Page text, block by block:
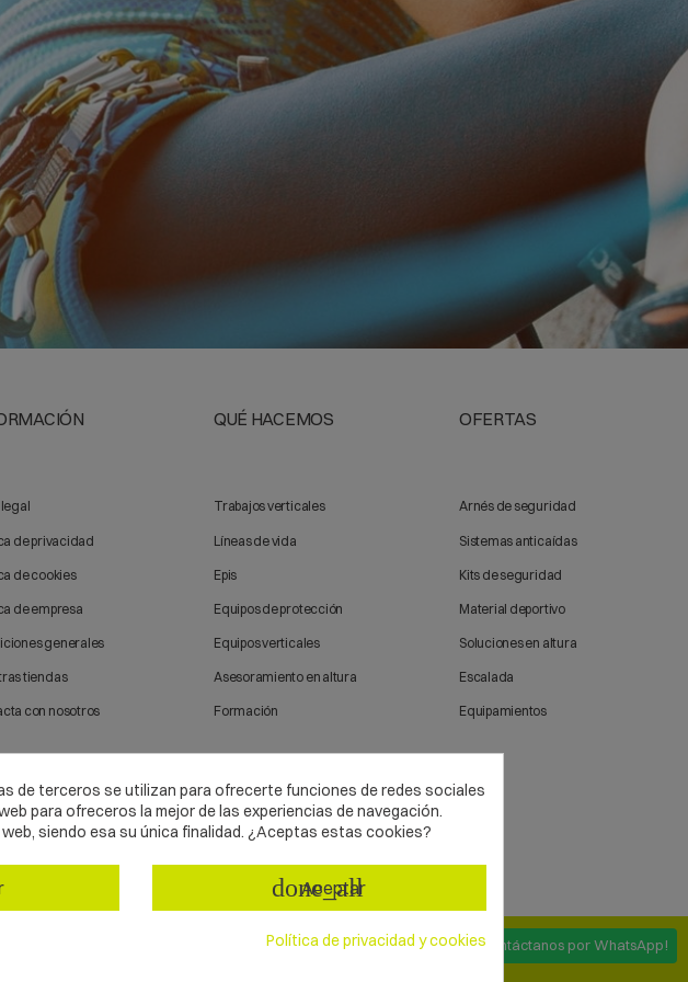
el guante de goma.
y de manufactura para el guante de cuero.
los guantes en servicio.
de los guantes, mangas, así como de otros equipos de protección de goma.
donde podrás encontrar un amplio catálogo de protección manual:
después de su uso, lo correcto es comprobar que se encuentran en perfecto estado de
adecuados para evitar el deterioro prematuro, no guardarlos en lugares donde exista
directa del sol, el lugar de almacenaje no debe tener excesiva humedad, no limpiar los
derivados del petróleo, polvo para bebes, crema de manos, etc.
un comentario y con gusto, uno de nuestros especialistas te brindará su ayuda.
de privacidad
de cookies
de empresa
generales
tiendas
con nosotros
QUÉ HACEMOS
Trabajos verticales
Líneas de vida
Epis
Equipos de protección
Equipos verticales
Asesoramiento en altura
Formación
OFERTAS
Arnés de seguridad
Sistemas anticaídas
Kits de seguridad
Material deportivo
Soluciones en altura
Escalada
Equipamientos
DESARROLLADO CON SDi
¡Contáctanos por WhatsApp!
de terceros se utilizan para ofrecerte funciones de redes sociales
para ofreceros la mejor de las experiencias de navegación.
siendo esa su única finalidad. ¿Aceptas estas cookies?
done_all
Aceptar
Política de privacidad y cookies